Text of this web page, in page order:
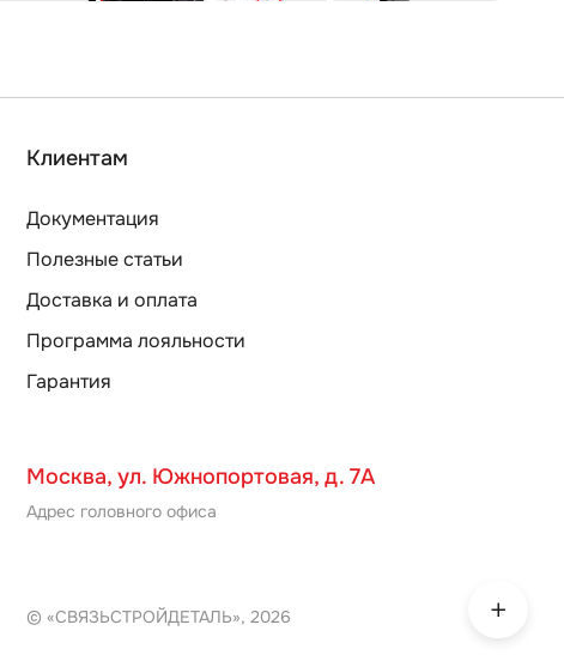
Клиентам
Документация
Полезные статьи
Доставка и оплата
Программа лояльности
Гарантия
Москва, ул. Южнопортовая, д. 7А
Адрес головного офиса
© «СВЯЗЬСТРОЙДЕТАЛЬ», 2026